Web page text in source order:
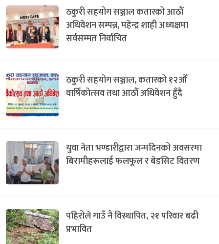
ठकुरी सहयोग सञ्जाल कतारको आठौँ
अधिवेशन सम्पन्न, महेन्द्र शाही अध्यक्षमा
सर्वसम्मत निर्वाचित
ठकुरी सहयोग सञ्जाल, कतारको १२औँ
वार्षिकोत्सव तथा आठौँ अधिवेशन हुँदै
युवा नेता भण्डारीद्वारा जन्मदिनको अवसरमा
बिरामीहरूलाई फलफूल र बेडसिट वितरण
पहिरोले गाउँ नै विस्थापित, २१ परिवार बढी
प्रभावित